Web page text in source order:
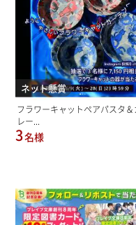
ネット懸賞
フラワーキャットペアパスタ＆
レー...
3名様